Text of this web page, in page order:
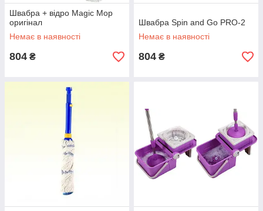
Швабра + відро Magic Mop
оригінал
Немає в наявності
804 ₴
Швабра Spin and Go PRO-2
Немає в наявності
804 ₴